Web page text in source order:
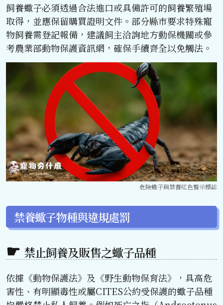
飼養蠍子必須透過合法進口或具備許可的飼養繁殖場
取得，並應保留購買證明文件。部分縣市要求特殊寵
物飼養需登記報備，建議飼主洽詢地方動保機關或參
考農業部動物保護資訊網，確保手續齊全以免觸法。
危險蠍子與禁養紅色警示標誌
禁養蠍子物種與違規處罰
禁止飼養及販售之蠍子品種
依據《動物保護法》及《野生動物保育法》，具高危
害性、有明顯毒性或屬CITES公約受保護的蠍子品種